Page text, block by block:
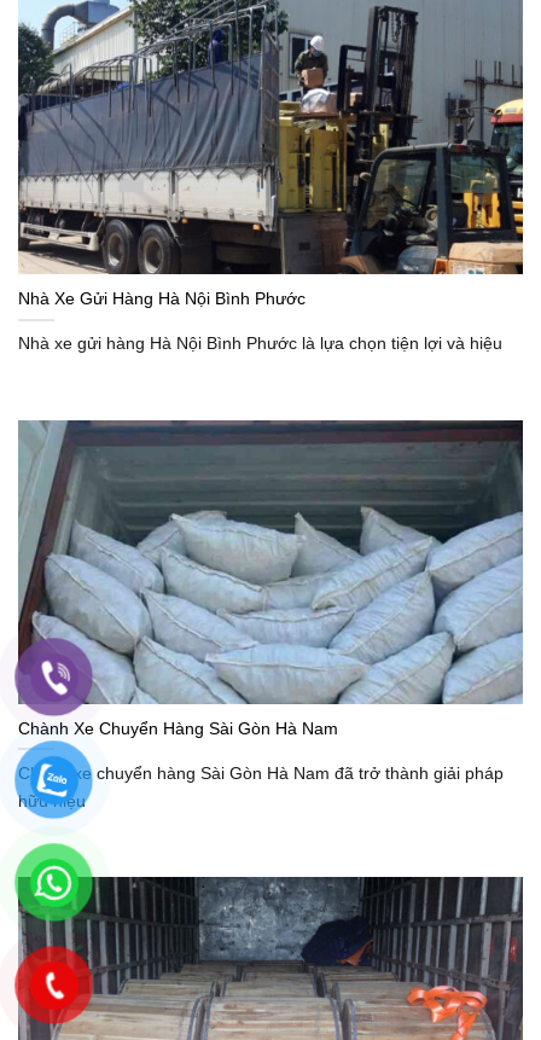
Nhà Xe Gửi Hàng Hà Nội Bình Phước
Nhà xe gửi hàng Hà Nội Bình Phước là lựa chọn tiện lợi và hiệu
Chành Xe Chuyển Hàng Sài Gòn Hà Nam
Chành xe chuyển hàng Sài Gòn Hà Nam đã trở thành giải pháp
hữu hiệu